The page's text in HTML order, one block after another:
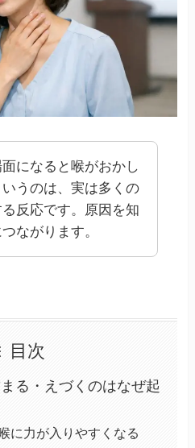
面になると喉がおかし
いうのは、実は多くの
反応です。原因を知
ながります。
目次
る・えづくのはなぜ起
に力が入りやすくなる